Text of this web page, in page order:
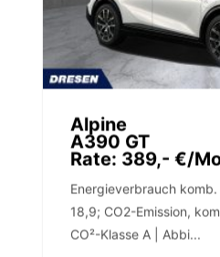
Alpine
A390 GT
Rate: 389,- €/
Energieverbrauch
18,9; CO2-Emission,
CO²-Klasse A | Abbi...